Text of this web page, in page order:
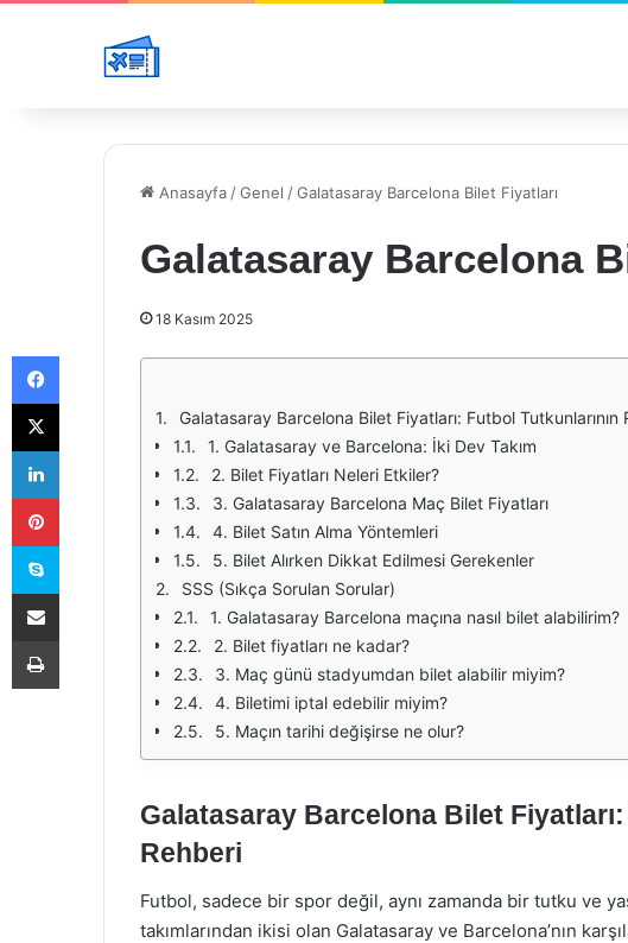
Anasayfa /Genel /Galatasaray Barcelona Bilet Fiyatları
Galatasaray Barcelona
18 Kasım 2025
Galatasaray Barcelona Bilet Fiyatları: Futbol Tutkunlarının
1. Galatasaray ve Barcelona: İki Dev Takım
2. Bilet Fiyatları Neleri Etkiler?
3. Galatasaray Barcelona Maç Bilet Fiyatları
4. Bilet Satın Alma Yöntemleri
5. Bilet Alırken Dikkat Edilmesi Gerekenler
SSS (Sıkça Sorulan Sorular)
1. Galatasaray Barcelona maçına nasıl bilet alabilirim?
2. Bilet fiyatları ne kadar?
3. Maç günü stadyumdan bilet alabilir miyim?
4. Biletimi iptal edebilir miyim?
5. Maçın tarihi değişirse ne olur?
Galatasaray Barcelona Bilet Fiyatları:
Rehberi
Futbol, sadece bir spor değil, aynı zamanda bir tutku ve
takımlarından ikisi olan Galatasaray ve Barcelona’nın
Facebook
X
LinkedIn
Pinterest
Skype
E-Posta ile paylaş